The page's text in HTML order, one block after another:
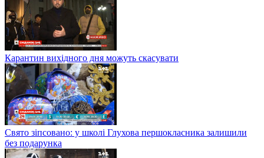
Карантин вихідного дня можуть скасувати
Свято зіпсовано: у школі Глухова першокласника залишили
без подарунка